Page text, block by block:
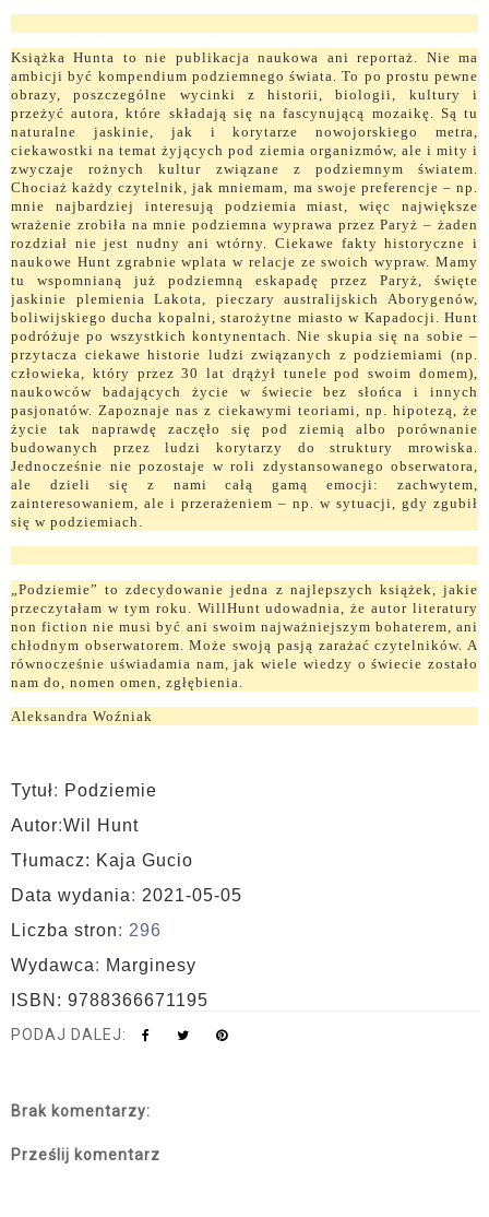
Książka Hunta to nie publikacja naukowa ani reportaż. Nie ma
ambicji być kompendium podziemnego świata. To po prostu pewne
obrazy, poszczególne wycinki z historii, biologii, kultury i
przeżyć autora, które składają się na fascynującą mozaikę. Są tu
naturalne jaskinie, jak i korytarze nowojorskiego metra,
ciekawostki na temat żyjących pod ziemia organizmów, ale i mity i
zwyczaje rożnych kultur związane z podziemnym światem.
Chociaż każdy czytelnik, jak mniemam, ma swoje preferencje – np.
mnie najbardziej interesują podziemia miast, więc największe
wrażenie zrobiła na mnie podziemna wyprawa przez Paryż – żaden
rozdział nie jest nudny ani wtórny. Ciekawe fakty historyczne i
naukowe Hunt zgrabnie wplata w relacje ze swoich wypraw. Mamy
tu wspomnianą już podziemną eskapadę przez Paryż, święte
jaskinie plemienia Lakota, pieczary australijskich Aborygenów,
boliwijskiego ducha kopalni, starożytne miasto w Kapadocji. Hunt
podróżuje po wszystkich kontynentach. Nie skupia się na sobie –
przytacza ciekawe historie ludzi związanych z podziemiami (np.
człowieka, który przez 30 lat drążył tunele pod swoim domem),
naukowców badających życie w świecie bez słońca i innych
pasjonatów. Zapoznaje nas z ciekawymi teoriami, np. hipotezą, że
życie tak naprawdę zaczęło się pod ziemią albo porównanie
budowanych przez ludzi korytarzy do struktury mrowiska.
Jednocześnie nie pozostaje w roli zdystansowanego obserwatora,
ale dzieli się z nami całą gamą emocji: zachwytem,
zainteresowaniem, ale i przerażeniem – np. w sytuacji, gdy zgubił
się w podziemiach.
„Podziemie” to zdecydowanie jedna z najlepszych książek, jakie
przeczytałam w tym roku. WillHunt udowadnia, że autor literatury
non fiction nie musi być ani swoim najważniejszym bohaterem, ani
chłodnym obserwatorem. Może swoją pasją zarażać czytelników. A
równocześnie uświadamia nam, jak wiele wiedzy o świecie zostało
nam do, nomen omen, zgłębienia.
Aleksandra Woźniak
Tytuł: Podziemie
Autor:Wil Hunt
Tłumacz: Kaja Gucio
Data wydania: 2021-05-05
Liczba stron: 296
Wydawca: Marginesy
ISBN: 9788366671195
PODAJ DALEJ:
Brak komentarzy:
Prześlij komentarz